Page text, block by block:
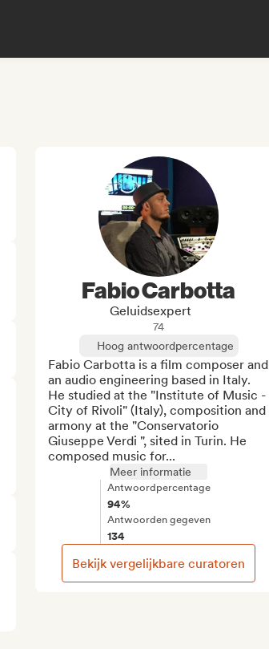
Fabio Carbotta
Geluidsexpert
74
Hoog antwoordpercentage
Fabio Carbotta is a film composer and
an audio engineering based in Italy.
He studied at the "Institute of Music -
City of Rivoli" (Italy), composition and
armony at the "Conservatorio
Giuseppe Verdi ", sited in Turin. He
composed music for...
Meer informatie
Antwoordpercentage
94%
Antwoorden gegeven
134
Bekijk vergelijkbare curatoren